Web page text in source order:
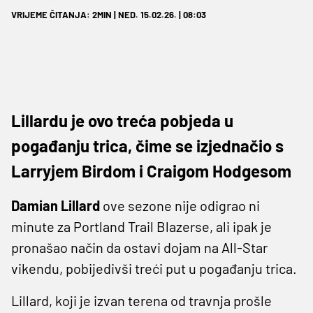
VRIJEME ČITANJA: 2MIN | NED. 15.02.26. | 08:03
Lillardu je ovo treća pobjeda u
pogađanju trica, čime se izjednačio s
Larryjem Birdom i Craigom Hodgesom
Damian Lillard ove sezone nije odigrao ni
minute za Portland Trail Blazerse, ali ipak je
pronašao način da ostavi dojam na All-Star
vikendu, pobijedivši treći put u pogađanju trica.
Lillard, koji je izvan terena od travnja prošle